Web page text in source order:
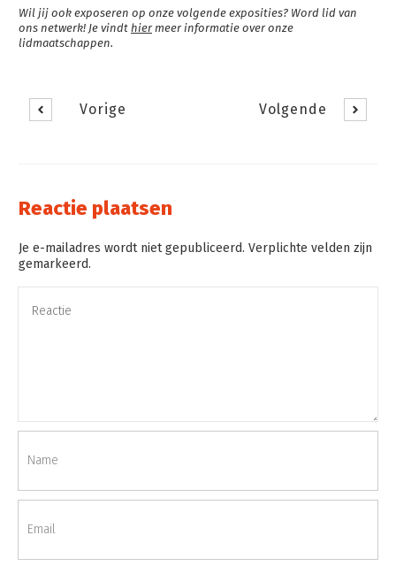
Wil jij ook exposeren op onze volgende exposities? Word lid van
ons netwerk! Je vindt hiermeer informatie over onze
lidmaatschappen.
Vorige Volgende
Reactie plaatsen
Je e-mailadres wordt niet gepubliceerd. Verplichte velden zijn
gemarkeerd.